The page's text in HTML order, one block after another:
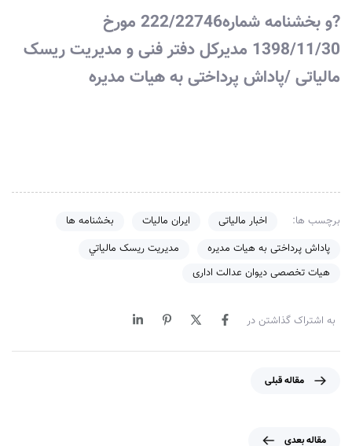
?و بخشنامه شماره222/22746 مورخ
1398/11/30 مدیرکل دفتر فنی و مدیریت ریسک
مالیاتی /پاداش پرداختی به هیات مدیره
برچسب ها: اخبار مالیاتی ایران مالیات
بخشنامه ها
پاداش پرداختی به هیات مدیره
مدیریت ریسک مالياتي
هیات تخصصی دیوان عدالت اداری
به اشتراک گذاشتن در
مقاله قبلی
مقاله بعدی